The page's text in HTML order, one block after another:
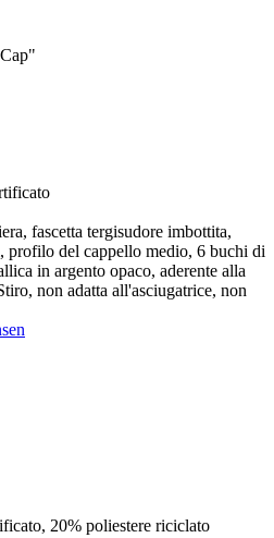
fascetta tergisudore imbottita,
del cappello medio, 6 buchi di
in argento opaco, aderente alla
non adatta all'asciugatrice, non
20% poliestere riciclato